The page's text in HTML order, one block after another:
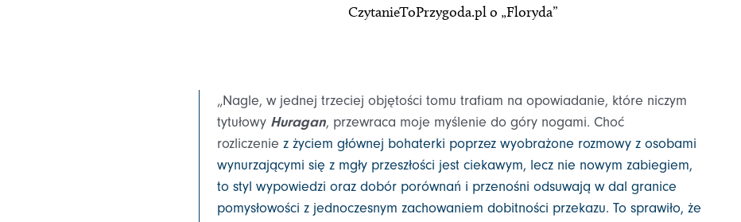
CzytanieToPrzygoda.pl o „Floryda”
„Nagle, w jednej trzeciej objętości tomu trafiam na opowiadanie, które niczym
tytułowy Huragan, przewraca moje myślenie do góry nogami. Choć
rozliczenie z życiem głównej bohaterki poprzez wyobrażone rozmowy z osobami
wynurzającymi się z mgły przeszłości jest ciekawym, lecz nie nowym zabiegiem,
to styl wypowiedzi oraz dobór porównań i przenośni odsuwają w dal granice
pomysłowości z jednoczesnym zachowaniem dobitności przekazu. To sprawiło, że